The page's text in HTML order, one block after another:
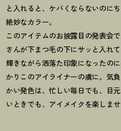
と入れると、ケバくならないのに
絶妙なカラー。
このアイテムのお披露目の発表会
さんが下まつ毛の下にサッと入れ
輝きながら洒落た印象になったの
かりこのアイライナーの虜に。気
かい発色は、忙しい毎日でも、目
いときでも、アイメイクを楽しませ